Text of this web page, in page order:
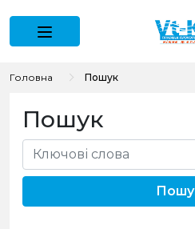
Головна Пошук
Пошук